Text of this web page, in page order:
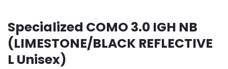
Specialized COMO 3.0 IGH NB
(LIMESTONE/BLACK REFLECTIVE
L Unisex)